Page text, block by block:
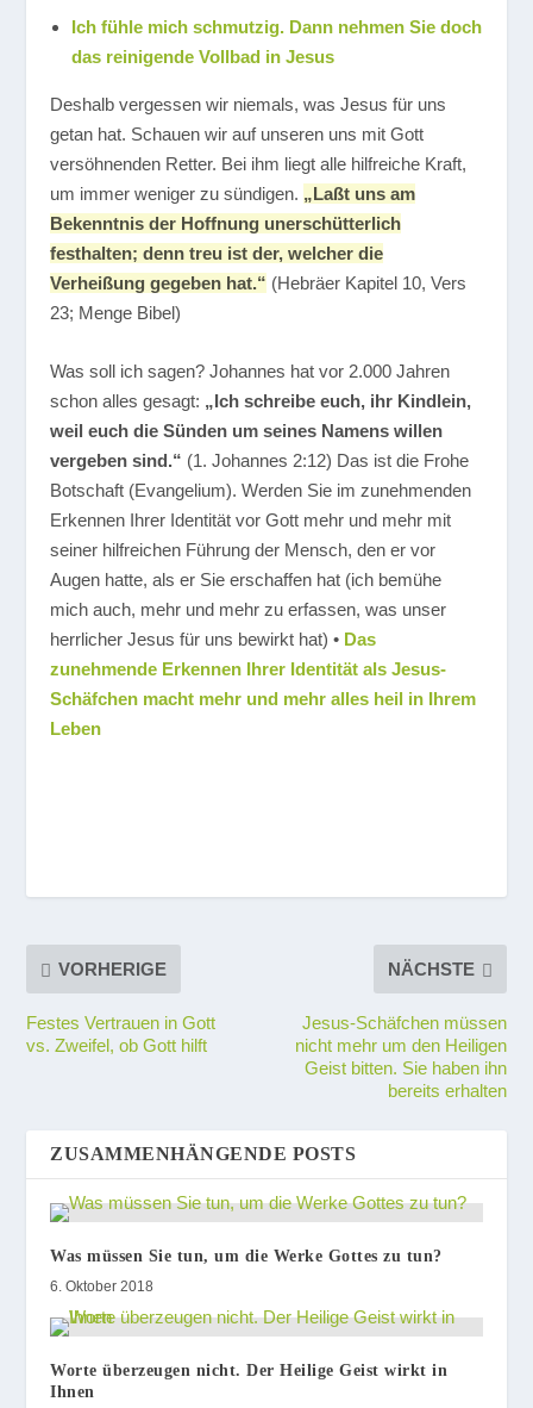
Ich fühle mich schmutzig. Dann nehmen Sie doch
das reinigende Vollbad in Jesus
Deshalb vergessen wir niemals, was Jesus für uns
getan hat. Schauen wir auf unseren uns mit Gott
versöhnenden Retter. Bei ihm liegt alle hilfreiche Kraft,
um immer weniger zu sündigen. „Laßt uns am
Bekenntnis der Hoffnung unerschütterlich
festhalten; denn treu ist der, welcher die
Verheißung gegeben hat.“ (Hebräer Kapitel 10, Vers
23; Menge Bibel)
Was soll ich sagen? Johannes hat vor 2.000 Jahren
schon alles gesagt: „Ich schreibe euch, ihr Kindlein,
weil euch die Sünden um seines Namens willen
vergeben sind.“ (1. Johannes 2:12) Das ist die Frohe
Botschaft (Evangelium). Werden Sie im zunehmenden
Erkennen Ihrer Identität vor Gott mehr und mehr mit
seiner hilfreichen Führung der Mensch, den er vor
Augen hatte, als er Sie erschaffen hat (ich bemühe
mich auch, mehr und mehr zu erfassen, was unser
herrlicher Jesus für uns bewirkt hat) • Das
zunehmende Erkennen Ihrer Identität als Jesus-
Schäfchen macht mehr und mehr alles heil in Ihrem
Leben
VORHERIGE
Festes Vertrauen in Gott
vs. Zweifel, ob Gott hilft
NÄCHSTE
Jesus-Schäfchen müssen
nicht mehr um den Heiligen
Geist bitten. Sie haben ihn
bereits erhalten
ZUSAMMENHÄNGENDE POSTS
Was müssen Sie tun, um die Werke Gottes zu tun?
6. Oktober 2018
Worte überzeugen nicht. Der Heilige Geist wirkt in
Ihnen